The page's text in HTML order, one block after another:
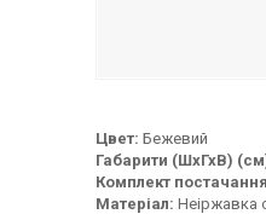
Цвет: Бежевий
Габарити (ШхГхВ)
Комплект
Матеріал: Неіржавка